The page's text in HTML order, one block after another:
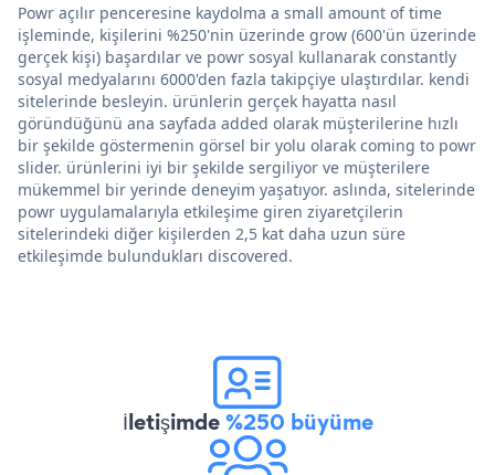
Powr açılır penceresine kaydolma a small amount of time
işleminde, kişilerini %250'nin üzerinde grow (600'ün üzerinde
gerçek kişi) başardılar ve powr sosyal kullanarak constantly
sosyal medyalarını 6000'den fazla takipçiye ulaştırdılar. kendi
sitelerinde besleyin. ürünlerin gerçek hayatta nasıl
göründüğünü ana sayfada added olarak müşterilerine hızlı
bir şekilde göstermenin görsel bir yolu olarak coming to powr
slider. ürünlerini iyi bir şekilde sergiliyor ve müşterilere
mükemmel bir yerinde deneyim yaşatıyor. aslında, sitelerinde
powr uygulamalarıyla etkileşime giren ziyaretçilerin
sitelerindeki diğer kişilerden 2,5 kat daha uzun süre
etkileşimde bulundukları discovered.
İletişimde%250 büyüme